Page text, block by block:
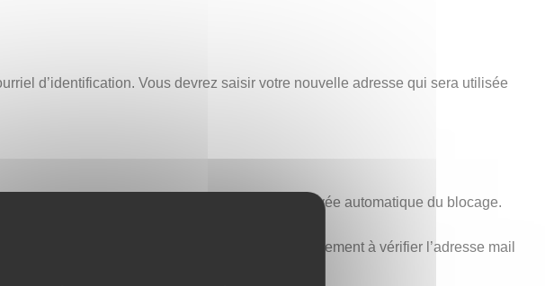
d’identification. Vous devrez saisir votre nouvelle adresse qui sera utilisée
Un délai de 30 minutes est nécessaire à la levée automatique du blocage.
mot de passe (voir ci-dessus). Pensez également à vérifier l’adresse mail
celle-ci ne contient aucune erreur.